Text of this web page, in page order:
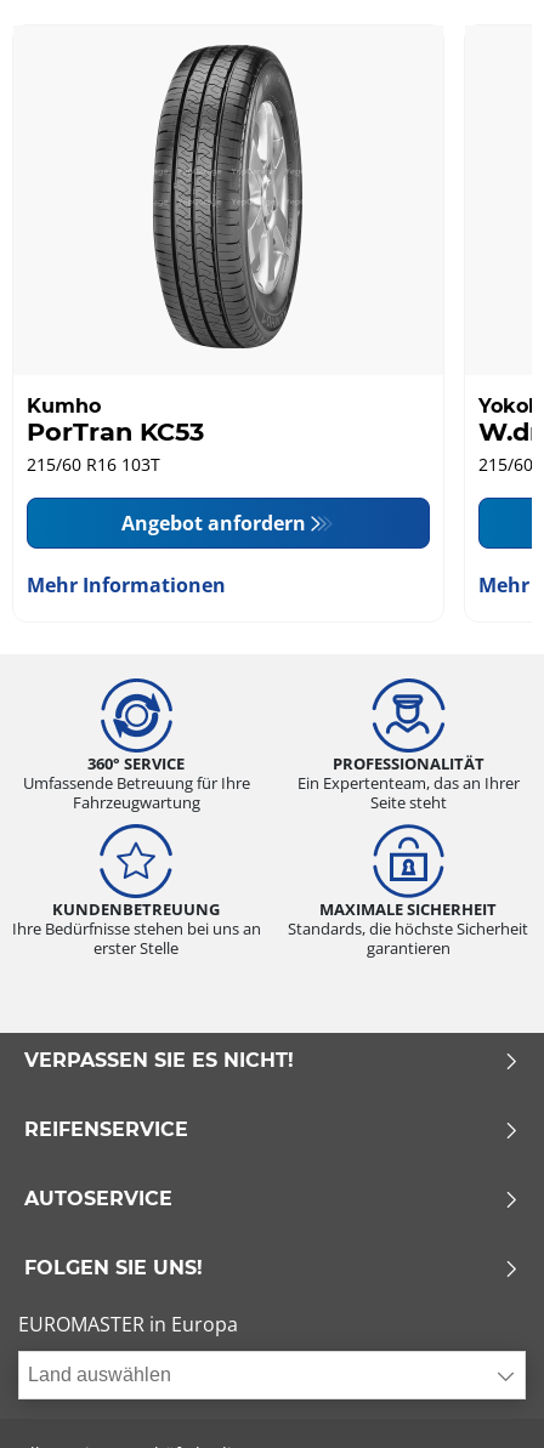
Kumho
PorTran KC53
215/60 R16 103T
Angebot anfordern
Mehr Informationen
215/60
Mehr
360° SERVICE
Umfassende Betreuung für Ihre
Fahrzeugwartung
PROFESSIONALITÄT
Ein Expertenteam, das an Ihrer
Seite steht
KUNDENBETREUUNG
Ihre Bedürfnisse stehen bei uns an
erster Stelle
MAXIMALE SICHERHEIT
Standards, die höchste Sicherheit
garantieren
VERPASSEN SIE ES NICHT!
REIFENSERVICE
AUTOSERVICE
FOLGEN SIE UNS!
EUROMASTER in Europa
Land auswählen